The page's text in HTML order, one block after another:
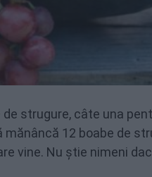
strugure, câte una
12 boabe de
vine. Nu știe nimeni